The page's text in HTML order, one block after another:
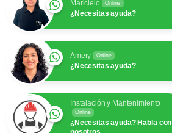
Maricielo Online
¿Necesitas ayuda?
Amery Online
¿Necesitas ayuda?
Instalación y Mantenimiento
Online
¿Necesitas ayuda? Habla con